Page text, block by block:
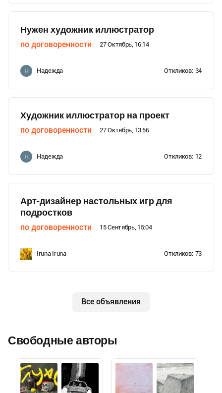
Нужен художник иллюстратор
по договоренности 27 Октябрь, 16:14
Н Надежда Откликов: 34
Художник иллюстратор на проект
по договоренности 27 Октябрь, 13:56
Н Надежда Откликов: 12
Арт-дизайнер настольных игр для
подростков
по договоренности 15 Сентябрь, 15:04
Iruna Iruna Откликов: 73
Все объявления
Свободные авторы